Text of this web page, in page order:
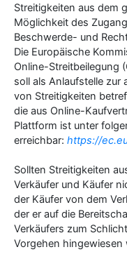
Streitigkeiten aus dem
Möglichkeit des
Beschwerde- und
Die Europäische
Online-Streitbeilegung
soll als Anlaufstelle zur
von Streitigkeiten
die aus Online-
Plattform ist unter
erreichbar: https://
Sollten Streitigkeiten
Verkäufer und Käufer
der Käufer von dem
der er auf die
Verkäufers zum
Vorgehen hingewiesen